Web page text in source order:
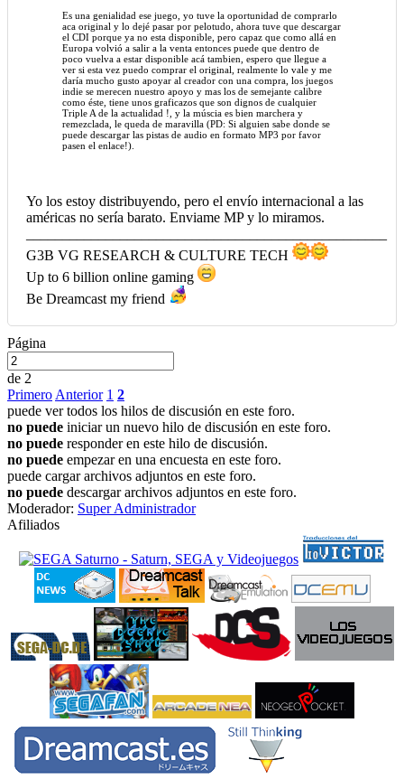
Es una genialidad ese juego, yo tuve la oportunidad de comprarlo
aca original y lo dejé pasar por pelotudo, ahora tuve que descargar
el CDI porque ya no esta disponible, pero capaz que como allá en
Europa volvió a salir a la venta entonces puede que dentro de
poco vuelva a estar disponible acá tambien, espero que llegue a
ver si esta vez puedo comprar el original, realmente lo vale y me
daría mucho gusto apoyar al creador con una compra, los juegos
indie se merecen nuestro apoyo y mas los de semejante calibre
como éste, tiene unos graficazos que son dignos de cualquier
Triple A de la actualidad !, y la múscia es bien marchera y
remezclada, le queda de maravilla (PD: Si alguien sabe donde se
puede descargar las pistas de audio en formato MP3 por favor
pasen el enlace!).
Yo los estoy distribuyendo, pero el envío internacional a las
américas no sería barato. Enviame MP y lo miramos.
G3B VG RESEARCH & CULTURE TECH
Up to 6 billion online gaming
Be Dreamcast my friend
Página
de 2
Primero Anterior 1 2
puede ver todos los hilos de discusión en este foro.
no puede iniciar un nuevo hilo de discusión en este foro.
no puede responder en este hilo de discusión.
no puede empezar en una encuesta en este foro.
puede cargar archivos adjuntos en este foro.
no puede descargar archivos adjuntos en este foro.
Moderador: Super Administrador
Afiliados